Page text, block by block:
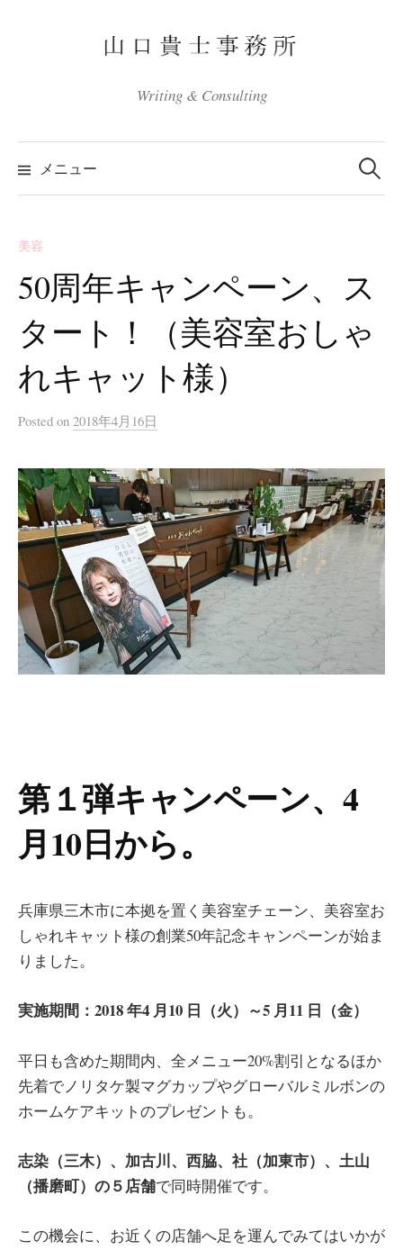
へ
ス
プ
Writing & Consulting
メニュー
検
索:
美容
50周年キャンペーン、ス
タート！（美容室おしゃ
れキャット様）
Posted on 2018年4月16日
第１弾キャンペーン、4
月10日から。
兵庫県三木市に本拠を置く美容室チェーン、美容室お
しゃれキャット様の創業50年記念キャンペーンが始ま
りました。
実施期間：2018 年4 月10 日（火）～5 月11 日（金）
平日も含めた期間内、全メニュー20%割引となるほか
先着でノリタケ製マグカップやグローバルミルボンの
ホームケアキットのプレゼントも。
志染（三木）、加古川、西脇、社（加東市）、土山
（播磨町）の５店舗で同時開催です。
この機会に、お近くの店舗へ足を運んでみてはいかが